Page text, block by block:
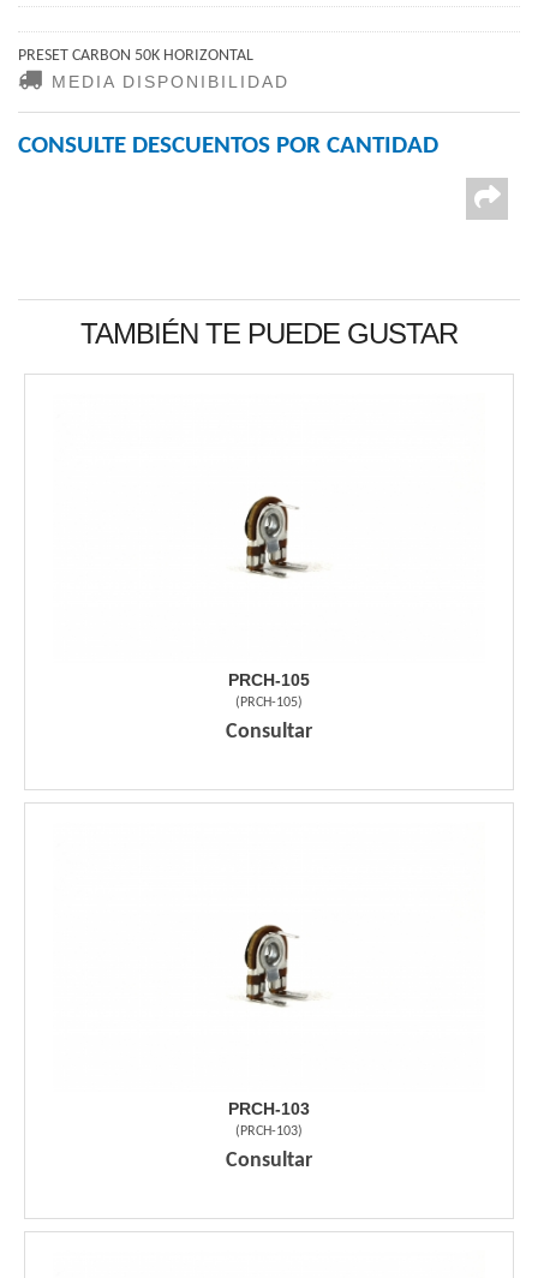
PRESET CARBON 50K HORIZONTAL
MEDIA DISPONIBILIDAD
CONSULTE DESCUENTOS POR CANTIDAD
TAMBIÉN TE PUEDE GUSTAR
PRCH-105
( PRCH-105)
Consultar
PRCH-103
( PRCH-103)
Consultar